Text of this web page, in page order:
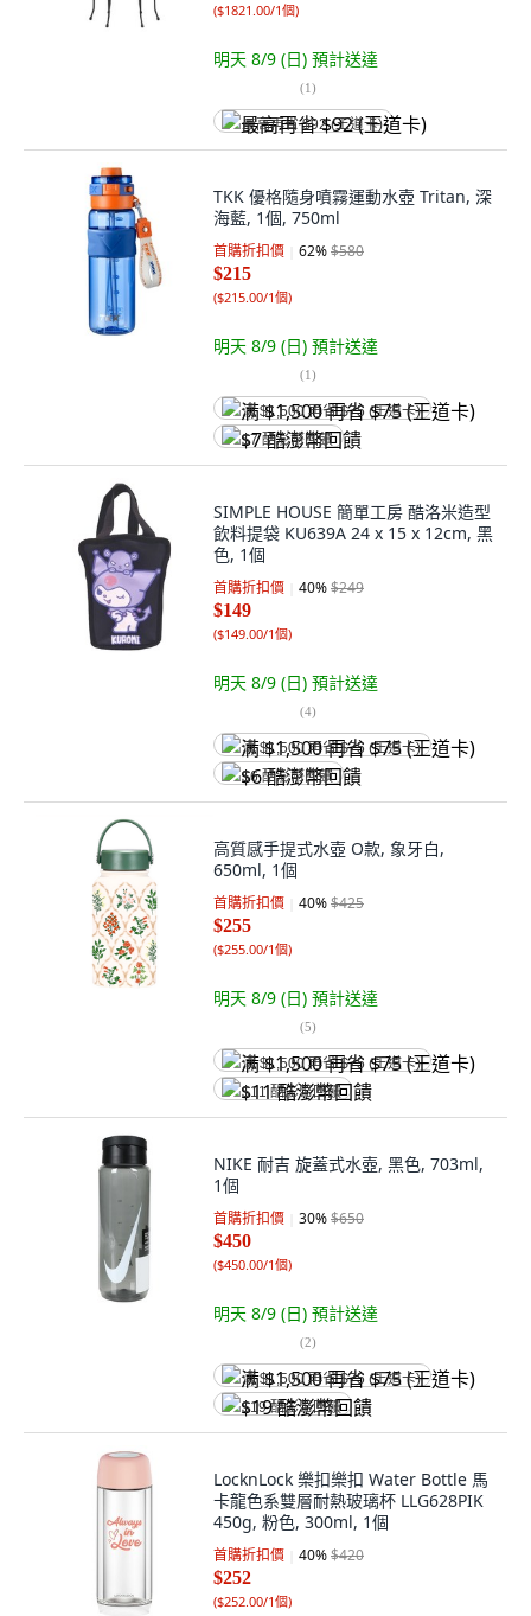
($1821.00/1個)
明天 8/9 (日) 預計送達
(1)
最高再省 $92 (王道卡)
TKK 優格隨身噴霧運動水壺 Tritan, 深
海藍, 1個, 750ml
首購折扣價 62%$580
$215
($215.00/1個)
明天 8/9 (日) 預計送達
(1)
满 $1,500 再省 $75 (王道卡)
$7 酷澎幣回饋
SIMPLE HOUSE 簡單工房 酷洛米造型
飲料提袋 KU639A 24 x 15 x 12cm, 黑
色, 1個
首購折扣價 40%$249
$149
($149.00/1個)
明天 8/9 (日) 預計送達
(4)
满 $1,500 再省 $75 (王道卡)
$6 酷澎幣回饋
高質感手提式水壺 O款, 象牙白,
650ml, 1個
首購折扣價 40%$425
$255
($255.00/1個)
明天 8/9 (日) 預計送達
(5)
满 $1,500 再省 $75 (王道卡)
$11 酷澎幣回饋
NIKE 耐吉 旋蓋式水壺, 黑色, 703ml,
1個
首購折扣價 30%$650
$450
($450.00/1個)
明天 8/9 (日) 預計送達
(2)
满 $1,500 再省 $75 (王道卡)
$19 酷澎幣回饋
LocknLock 樂扣樂扣 Water Bottle 馬
卡龍色系雙層耐熱玻璃杯 LLG628PIK
450g, 粉色, 300ml, 1個
首購折扣價 40%$420
$252
($252.00/1個)